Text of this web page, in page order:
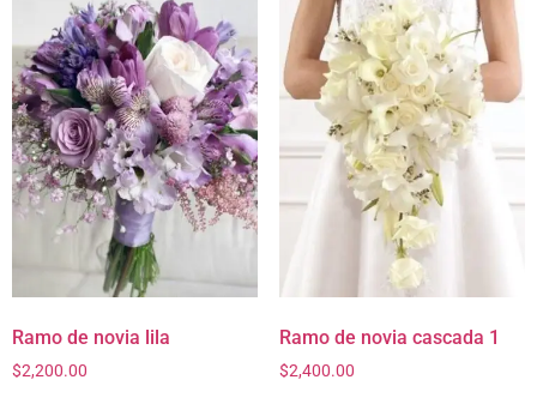
Ramo de novia lila
$2,200.00
Ramo de novia cascada 1
$2,400.00